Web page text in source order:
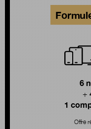
6
+
1
Offre